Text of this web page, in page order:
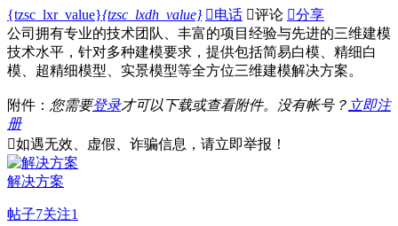
{tzsc_lxr_value}{tzsc_lxdh_value} 电话 评论 分享
公司拥有专业的技术团队、丰富的项目经验与先进的三维建模
技术水平，针对多种建模要求，提供包括简易白模、精细白
模、超精细模型、实景模型等全方位三维建模解决方案。
附件： 您需要登录才可以下载或查看附件。没有帐号？ 立即注
册
如遇无效、虚假、诈骗信息，请立即举报！
解决方案
帖子7关注1